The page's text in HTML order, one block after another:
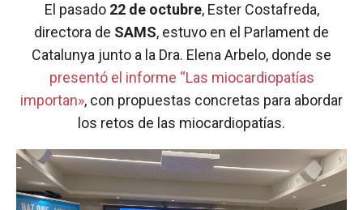
El pasado 22 de octubre, Ester Costafreda,
directora de SAMS, estuvo en el Parlament de
Catalunya junto a la Dra. Elena Arbelo, donde se
presentó el informe “Las miocardiopatías
importan», con propuestas concretas para abordar
los retos de las miocardiopatías.